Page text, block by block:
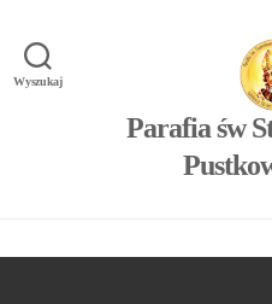
Wyszukaj
Parafia św